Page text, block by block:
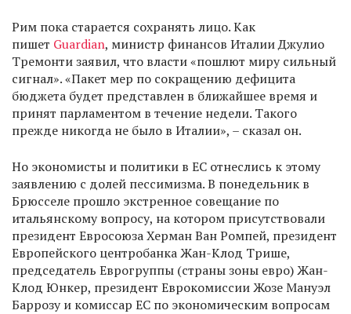
Рим пока старается сохранять лицо. Как
пишет Guardian, министр финансов Италии Джулио
Тремонти заявил, что власти «пошлют миру сильный
сигнал». «Пакет мер по сокращению дефицита
бюджета будет представлен в ближайшее время и
принят парламентом в течение недели. Такого
прежде никогда не было в Италии», – сказал он.
Но экономисты и политики в ЕС отнеслись к этому
заявлению с долей пессимизма. В понедельник в
Брюсселе прошло экстренное совещание по
итальянскому вопросу, на котором присутствовали
президент Евросоюза Херман Ван Ромпей, президент
Европейского центробанка Жан-Клод Трише,
председатель Еврогруппы (страны зоны евро) Жан-
Клод Юнкер, президент Еврокомиссии Жозе Мануэл
Баррозу и комиссар ЕС по экономическим вопросам